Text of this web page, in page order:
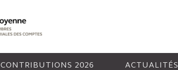
CONTRIBUTIONS 2026 ACTUALITÉS